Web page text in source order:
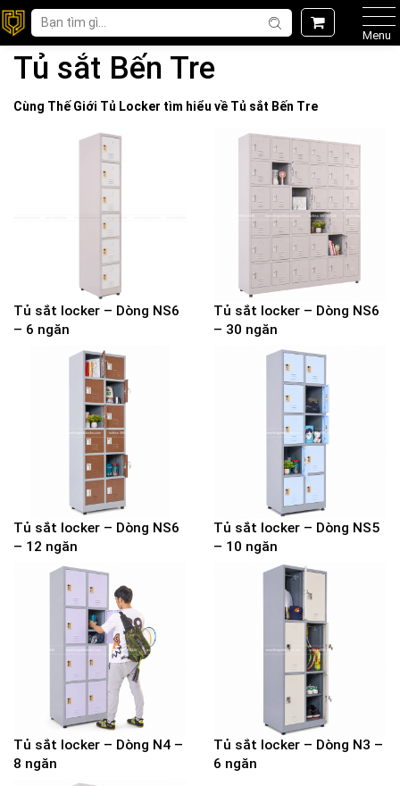
Menu
Tủ sắt Bến Tre
Cùng Thế Giới Tủ Locker tìm hiểu về Tủ sắt Bến Tre
Tủ sắt locker – Dòng NS6
– 6 ngăn
Tủ sắt locker – Dòng NS6
– 30 ngăn
Tủ sắt locker – Dòng NS6
– 12 ngăn
Tủ sắt locker – Dòng NS5
– 10 ngăn
Tủ sắt locker – Dòng N4 –
8 ngăn
Tủ sắt locker – Dòng N3 –
6 ngăn